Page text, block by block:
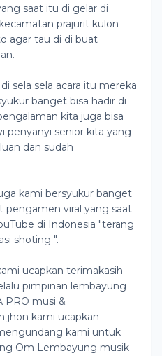
saat itu di gelar di
prajurit kulon
agar tau di di buat
sela sela acara itu mereka
banget bisa hadir di
kita juga bisa
penyanyi senior kita yang
dan sudah
kami bersyukur banget
pengamen viral yang saat
di Indonesia "terang
shoting ".
ucapkan terimakasih
pimpinan lembayung
PRO musi &
jhon kami ucapkan
kami untuk
Om Lembayung musik